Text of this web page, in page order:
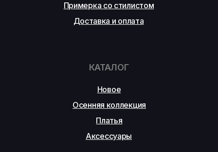
Новое
Осенняя коллекция
Платья
Аксессуары
КАТАЛОГ
Примерка со стилистом
Доставка и оплата